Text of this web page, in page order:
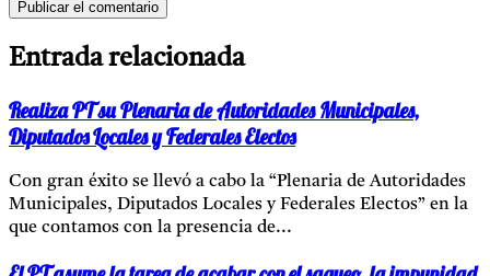
Entrada relacionada
Realiza PT su Plenaria de Autoridades Municipales,
Diputados Locales y Federales Electos
Con gran éxito se llevó a cabo la “Plenaria de Autoridades
Municipales, Diputados Locales y Federales Electos” en la
que contamos con la presencia de...